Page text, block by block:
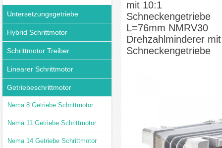
Untersetzungsgetriebe
Hybrid Schrittmotor
Schrittmotor Treiber
Linearer Schrittmotor
Getriebeschrittmotor
Nema 8 Getriebe Schrittmotor
Nema 11 Getriebe Schrittmotor
Nema 14 Getriebe Schrittmotor
mit 10:1
Schneckengetriebe
L=76mm NMRV30
Drehzahlminderer mit
Schneckengetriebe